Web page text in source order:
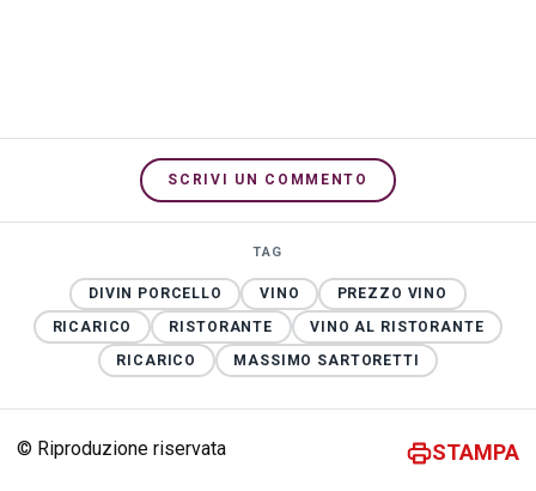
SCRIVI UN COMMENTO
TAG
DIVIN PORCELLO VINO
PREZZO VINO
RICARICO
RISTORANTE
VINO AL RISTORANTE
RICARICO
MASSIMO SARTORETTI
© Riproduzione riservata STAMPA